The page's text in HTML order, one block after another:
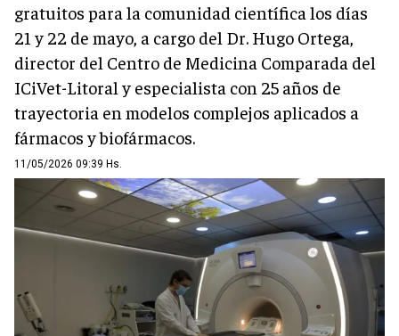
gratuitos para la comunidad científica los días
21 y 22 de mayo, a cargo del Dr. Hugo Ortega,
director del Centro de Medicina Comparada del
ICiVet-Litoral y especialista con 25 años de
trayectoria en modelos complejos aplicados a
fármacos y biofármacos.
11/05/2026 09:39 Hs.